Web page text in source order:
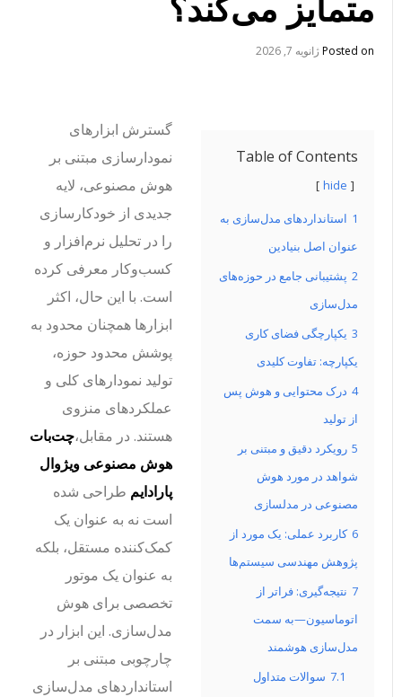
Posted onژانویه 7, 2026
Table of Contents
hide
استانداردهای مدل‌سازی به
عنوان اصل بنیادین
پشتیبانی جامع در حوزه‌های
مدل‌سازی
یکپارچگی فضای کاری
یکپارچه: تفاوت کلیدی
درک محتوایی و هوش پس
از تولید
رویکرد دقیق و مبتنی بر
شواهد در مورد هوش
مصنوعی در مدلسازی
کاربرد عملی: یک مورد از
پژوهش مهندسی سیستم‌ها
نتیجه‌گیری: فراتر از
اتوماسیون—به سمت
مدل‌سازی هوشمند
7.1 سوالات متداول
گسترش ابزارهای
نمودارسازی مبتنی بر
هوش مصنوعی، لایه
جدیدی از خودکارسازی
را در تحلیل نرم‌افزار و
کسب‌وکار معرفی کرده
است. با این حال، اکثر
ابزارها همچنان محدود به
پوشش محدود حوزه،
تولید نمودارهای کلی و
عملکردهای منزوی
هستند. در مقابل، چت‌بات
هوش مصنوعی ویژوال
پارادایمطراحی شده
است نه به عنوان یک
کمک‌کننده مستقل، بلکه
به عنوان یک موتور
تخصصی برای هوش
مدل‌سازی. این ابزار در
چارچوبی مبتنی بر
استانداردهای مدل‌سازی